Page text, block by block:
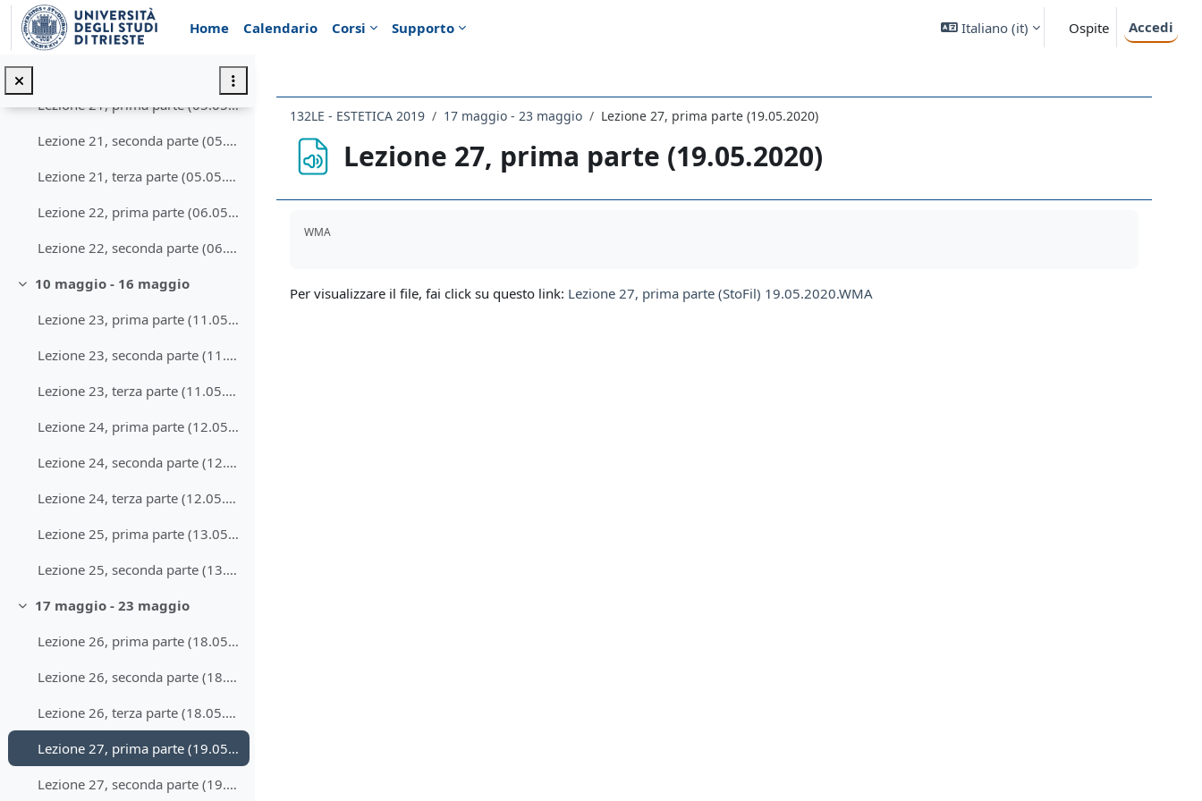
Vai al contenuto principale
Home
Calendario Corsi Supporto Italiano ‎(it)‎ Ospite Accedi
Lezione 20, seconda parte (04.05.2020)
Lezione 20, terza parte (04.05.2020)
Lezione 21, prima parte (05.05.2020)
Lezione 21, seconda parte (05.05.2020)
Lezione 21, terza parte (05.05.2020)
Lezione 22, prima parte (06.05.2020)
Lezione 22, seconda parte (06.05.2020)
Minimizza
10 maggio - 16 maggio
Lezione 23, prima parte (11.05.2020)
Lezione 23, seconda parte (11.05.2020)
Lezione 23, terza parte (11.05.2020)
Lezione 24, prima parte (12.05.2020)
Lezione 24, seconda parte (12.05.2020)
Lezione 24, terza parte (12.05.2020)
Lezione 25, prima parte (13.05.2020)
Lezione 25, seconda parte (13.05.2020)
Minimizza
17 maggio - 23 maggio
Lezione 26, prima parte (18.05.2020)
Lezione 26, seconda parte (18.05.2020)
Lezione 26, terza parte (18.05.2020)
Lezione 27, prima parte (19.05.2020)
Lezione 27, seconda parte (19.05.2020)
132LE - ESTETICA 2019 17 maggio - 23 maggio Lezione 27, prima parte (19.05.2020)
Lezione 27, prima parte (19.05.2020)
WMA
Per visualizzare il file, fai click su questo link: Lezione 27, prima parte (StoFil) 19.05.2020.WMA